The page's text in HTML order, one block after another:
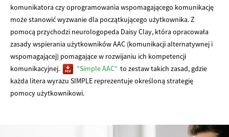
komunikatora czy oprogramowania wspomagającego komunikację
może stanowić wyzwanie dla początkującego użytkownika. Z
pomocą przychodzi neurologopeda Daisy Clay, która opracowała
zasady wspierania użytkowników AAC (komunikacji alternatywnej i
wspomagającej) pomagające w rozwijaniu ich kompetencji
komunikacyjnej.
"Simple AAC" to zestaw takich zasad, gdzie
każda litera wyrazu SIMPLE reprezentuje określoną strategię
pomocy użytkownikowi.